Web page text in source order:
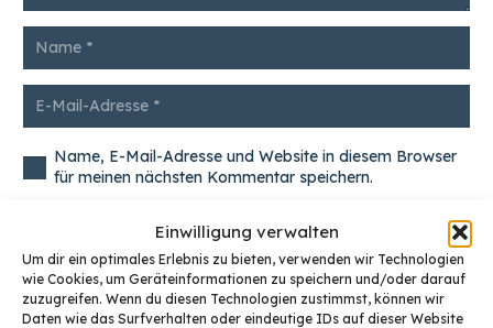
Einwilligung verwalten
Um dir ein optimales Erlebnis zu bieten, verwenden wir Technologien
wie Cookies, um Geräteinformationen zu speichern und/oder darauf
zuzugreifen. Wenn du diesen Technologien zustimmst, können wir
Daten wie das Surfverhalten oder eindeutige IDs auf dieser Website
Name, E-Mail-Adresse und Website in diesem Browser
für meinen nächsten Kommentar speichern.
Kommentar abschicken